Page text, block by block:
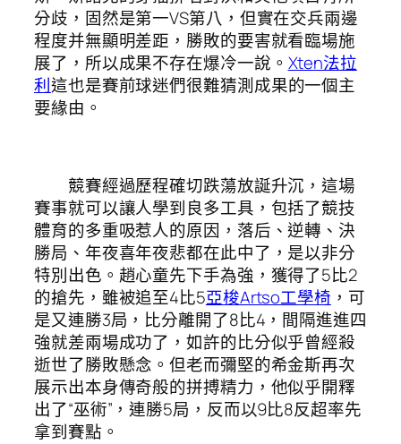
分歧，固然是第一VS第八，但實在交兵兩邊
程度并無顯明差距，勝敗的要害就看臨場施
展了，所以成果不存在爆冷一說。 Xten法拉
利這也是賽前球迷們很難猜測成果的一個主
要緣由。
競賽經過歷程確切跌蕩放誕升沉，這場
賽事就可以讓人學到良多工具，包括了競技
體育的多重吸惹人的原因，落后、逆轉、決
勝局、年夜喜年夜悲都在此中了，是以非分
特別出色。趙心童先下手為強，獲得了5比2
的搶先，雖被追至4比5亞梭Artso工學椅 ，可
是又連勝3局，比分離開了8比4，間隔進進四
強就差兩場成功了，如許的比分似乎曾經殺
逝世了勝敗懸念。但老而彌堅的希金斯再次
展示出本身傳奇般的拼搏精力，他似乎開釋
出了“巫術”，連勝5局，反而以9比8反超率先
拿到賽點。